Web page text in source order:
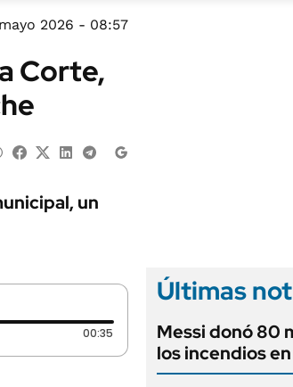
MÉXICO
MUNDO
INFORMACIÓN GENERAL
LIFESTYLE
2026 - 08:57
Corte,
un
00:35 Duración: 35 segundos
Últimas
Messi donó 80
los incendios